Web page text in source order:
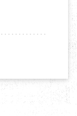
? (VIDÉO)